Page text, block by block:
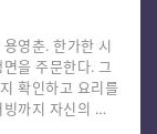
다.”라는 대사처
인간과 다르지
해 현대인의 연애
자를 펼쳐 보인
연작으로, 요괴
영춘. 한가한 시
을 주문한다. 그
확인하고 요리를
까지 자신의 동